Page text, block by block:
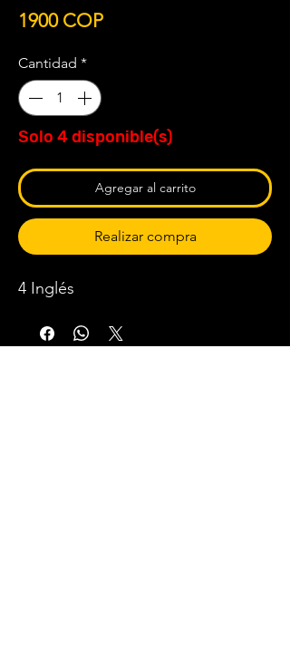
1900 COPPrecio
Cantidad *
Solo 4 disponible(s)
Agregar al carrito
Realizar compra
4 Inglés